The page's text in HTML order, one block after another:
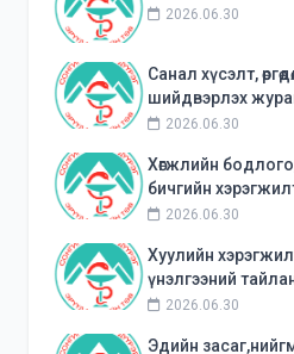
2026.06.30
Санал хүсэлт,
шийдвэрлэх
2026.06.30
Хөгжлийн бодлого,
бичгийн
2026.06.30
Хуулийн
үнэлгээний
2026.06.30
Эдийн